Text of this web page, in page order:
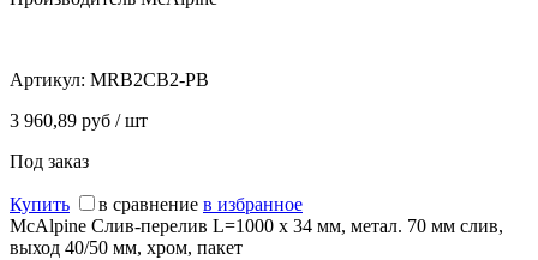
Артикул: MRB2CB2-PB
3 960,89 руб / шт
Под заказ
Купить в сравнение в избранное
McAlpine Слив-перелив L=1000 х 34 мм, метал. 70 мм слив,
выход 40/50 мм, хром, пакет